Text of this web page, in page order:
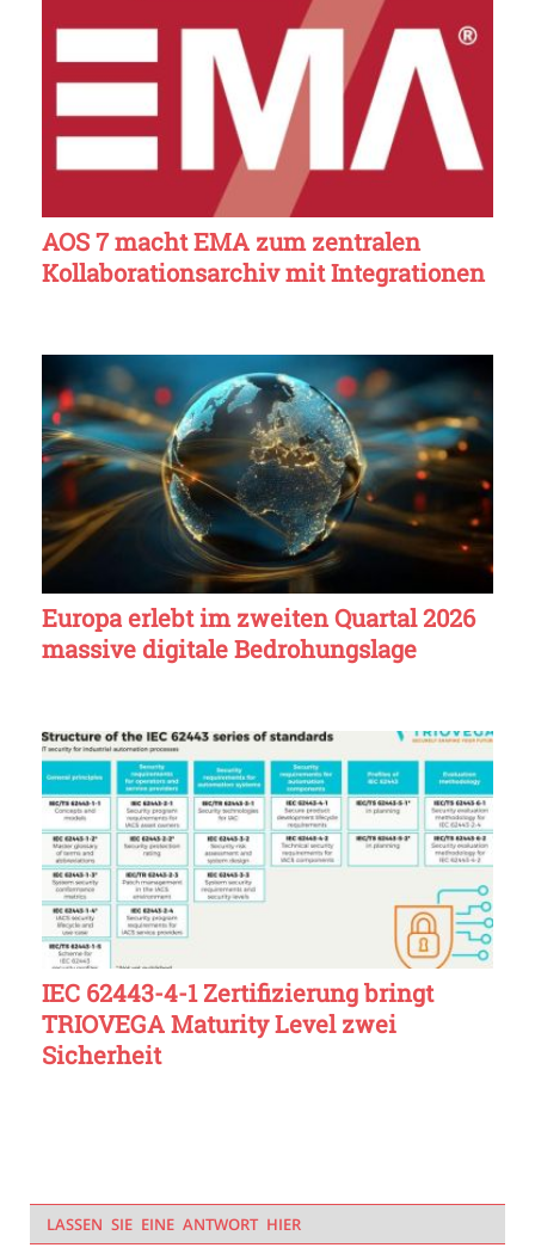
AOS 7 macht EMA zum zentralen
Kollaborationsarchiv mit Integrationen
Europa erlebt im zweiten Quartal 2026
massive digitale Bedrohungslage
IEC 62443-4-1 Zertifizierung bringt
TRIOVEGA Maturity Level zwei
Sicherheit
LASSEN SIE EINE ANTWORT HIER